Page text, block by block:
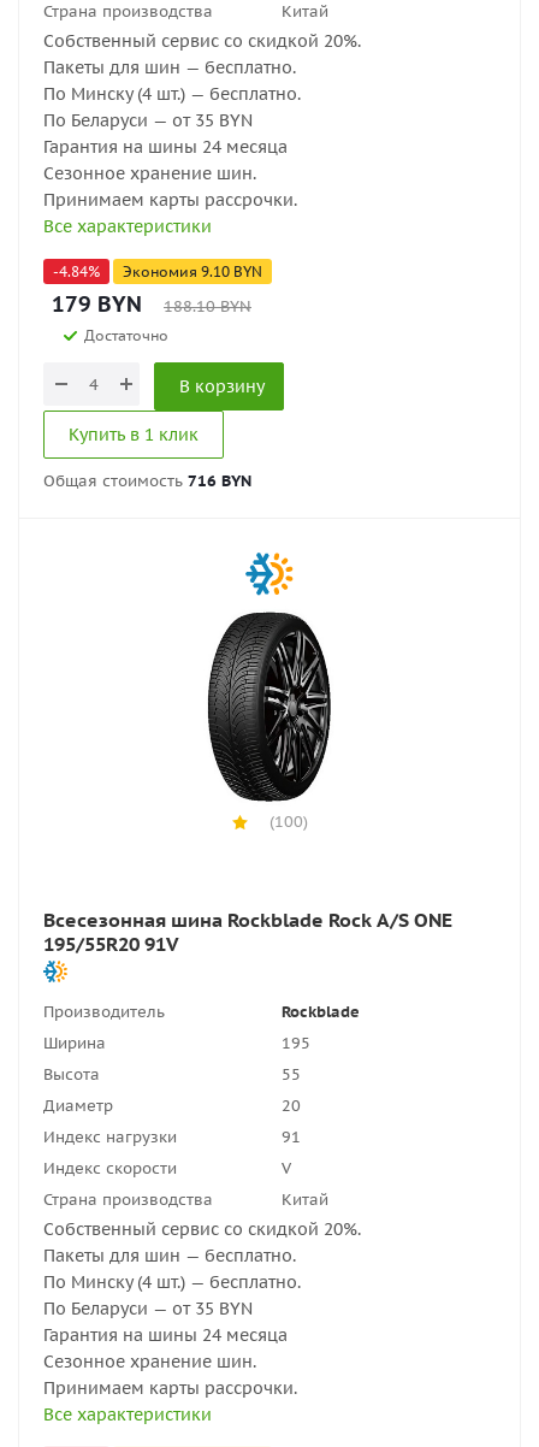
Страна производства
Китай
Собственный сервис со скидкой 20%.
Пакеты для шин — бесплатно.
По Минску (4 шт.) — бесплатно.
По Беларуси — от 35 BYN
Гарантия на шины 24 месяца
Сезонное хранение шин.
Принимаем карты рассрочки.
Все характеристики
-4.84% Экономия 9.10 BYN
179 BYN 188.10BYN
Достаточно
В корзину
Купить в 1 клик
Общая стоимость 716 BYN
(100)
Всесезонная шина Rockblade Rock A/S ONE
195/55R20 91V
Производитель
Rockblade
Ширина
195
Высота
55
Диаметр
20
Индекс нагрузки
91
Индекс скорости
V
Страна производства
Китай
Собственный сервис со скидкой 20%.
Пакеты для шин — бесплатно.
По Минску (4 шт.) — бесплатно.
По Беларуси — от 35 BYN
Гарантия на шины 24 месяца
Сезонное хранение шин.
Принимаем карты рассрочки.
Все характеристики